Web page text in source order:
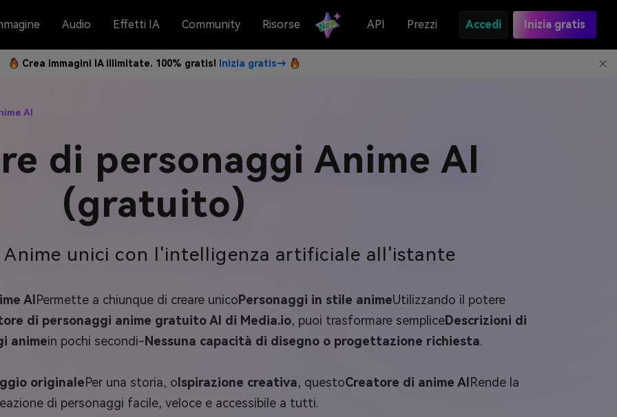
Audio Effetti IA Community Risorse API Prezzi Accedi Inizia gratis
Crea immagini IA illimitate. 100% gratis! Inizia gratis→
AI
di personaggi Anime AI
(gratuito)
Anime unici con l'intelligenza artificiale all'istante
AI Permette a chiunque di creare unicoPersonaggi in stile animeUtilizzando il potere
di personaggi anime gratuito AI di Media.io, puoi trasformare sempliceDescrizioni di
animein pochi secondi-Nessuna capacità di disegno o progettazione richiesta.
originalePer una storia, o Ispirazione creativa, questoCreatore di anime AI Rende la
di personaggi facile, veloce e accessibile a tutti.